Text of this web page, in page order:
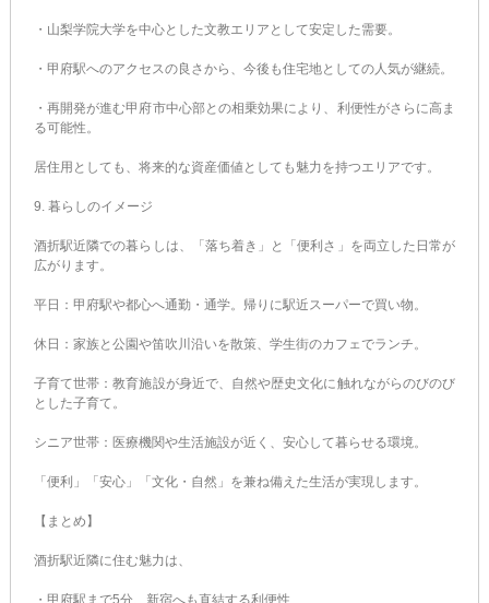
・山梨学院大学を中心とした文教エリアとして安定した需要。
・甲府駅へのアクセスの良さから、今後も住宅地としての人気が継続。
・再開発が進む甲府市中心部との相乗効果により、利便性がさらに高ま
る可能性。
居住用としても、将来的な資産価値としても魅力を持つエリアです。
9. 暮らしのイメージ
酒折駅近隣での暮らしは、「落ち着き」と「便利さ」を両立した日常が
広がります。
平日：甲府駅や都心へ通勤・通学。帰りに駅近スーパーで買い物。
休日：家族と公園や笛吹川沿いを散策、学生街のカフェでランチ。
子育て世帯：教育施設が身近で、自然や歴史文化に触れながらのびのび
とした子育て。
シニア世帯：医療機関や生活施設が近く、安心して暮らせる環境。
「便利」「安心」「文化・自然」を兼ね備えた生活が実現します。
【まとめ】
酒折駅近隣に住む魅力は、
・甲府駅まで5分、新宿へも直結する利便性